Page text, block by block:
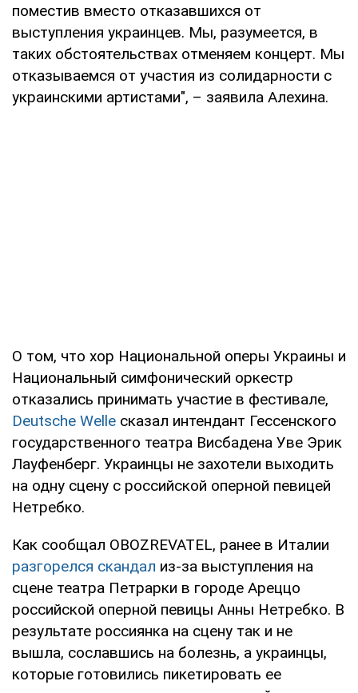
поместив вместо отказавшихся от
выступления украинцев. Мы, разумеется, в
таких обстоятельствах отменяем концерт. Мы
отказываемся от участия из солидарности с
украинскими артистами", – заявила Алехина.
О том, что хор Национальной оперы Украины и
Национальный симфонический оркестр
отказались принимать участие в фестивале,
Deutsche Welle сказал интендант Гессенского
государственного театра Висбадена Уве Эрик
Лауфенберг. Украинцы не захотели выходить
на одну сцену с российской оперной певицей
Нетребко.
Как сообщал OBOZREVATEL, ранее в Италии
разгорелся скандал из-за выступления на
сцене театра Петрарки в городе Ареццо
российской оперной певицы Анны Нетребко. В
результате россиянка на сцену так и не
вышла, сославшись на болезнь, а украинцы,
которые готовились пикетировать ее